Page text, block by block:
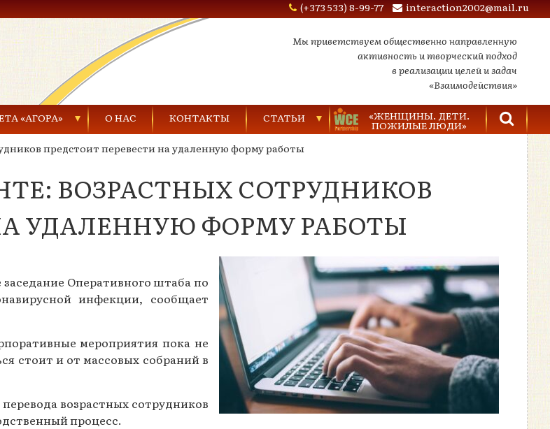
(+373 533) 8-99-77 interaction2002@mail.ru
Мы приветствуем общественно направленную
активность и творческий подход
в реализации целей и задач
«Взаимодействия»
«АГОРА»
за 2021 г.
за 2020 г.
за 2018 г.
за 2016 г.
за 2014 г.
за 2012 г.
О НАС КОНТАКТЫ СТАТЬИ
Торговля людьми
Насилие в семье
«ЖЕНЩИНЫ. ДЕТИ.
ПОЖИЛЫЕ ЛЮДИ»
предстоит перевести на удаленную форму работы
ВОЗРАСТНЫХ СОТРУДНИКОВ
УДАЛЕННУЮ ФОРМУ РАБОТЫ
Оперативного штаба по
инфекции, сообщает
мероприятия пока не
стоит и от массовых собраний в
возрастных сотрудников
процесс.